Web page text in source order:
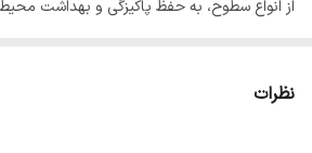
از انواع سطوح، به حفظ پاکیزگی و بهداشت
کاربردی محسوب می‌شود. جابه‌جایی آسان،
نظرات